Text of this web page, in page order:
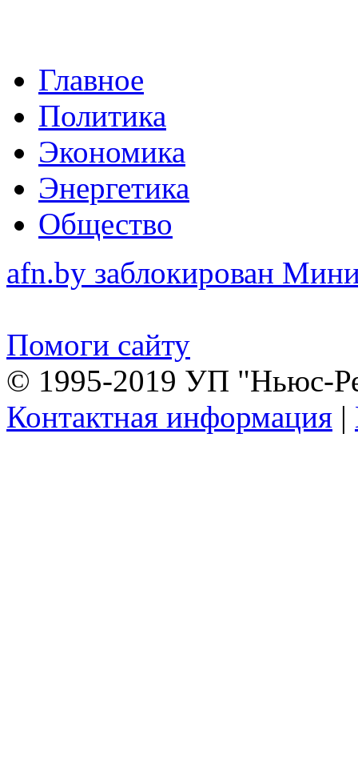
Главное
Политика
Экономика
Энергетика
Общество
afn.by заблокирован
Помоги сайту
© 1995-2019 УП "Ньюс-
Контактная информация |